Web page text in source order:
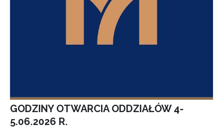
GODZINY OTWARCIA ODDZIAŁÓW 4-
5.06.2026 R.